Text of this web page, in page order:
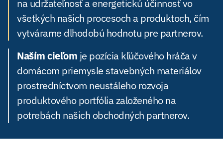
na udržateľnosť a energetickú účinnosť vo
všetkých našich procesoch a produktoch, čím
vytvárame dlhodobú hodnotu pre partnerov.
Naším cieľom je pozícia kľúčového hráča v
domácom priemysle stavebných materiálov
prostredníctvom neustáleho rozvoja
produktového portfólia založeného na
potrebách našich obchodných partnerov.